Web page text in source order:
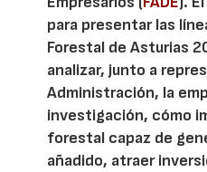
para presentar las
Forestal de Asturias
analizar, junto a
Administración, la
investigación, cómo
forestal capaz de
añadido, atraer